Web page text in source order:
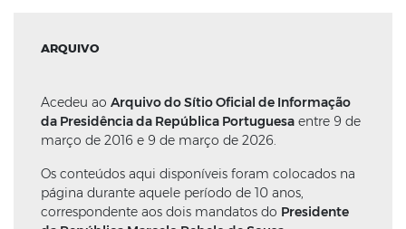
ARQUIVO
Acedeu ao Arquivo do Sítio Oficial de Informação
da Presidência da República Portuguesa entre 9 de
março de 2016 e 9 de março de 2026.
Os conteúdos aqui disponíveis foram colocados na
página durante aquele período de 10 anos,
correspondente aos dois mandatos do Presidente